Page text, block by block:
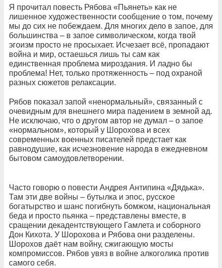
Я прочитал повесть Рябова «Пьянеть» как не
лишенное художественности сообщение о том, почему
мы до сих не побеждаем. Для многих дело в запое, для
большинства – в запое символическом, когда твой
эгоизм просто не просыхает. Исчезает всё, пропадают
война и мир, остаешься лишь ты сам как
единственная проблема мироздания. И ладно бы
проблема! Нет, только протяженность – под охраной
разных сюжетов релаксации.
Рябов показал запой «ненормальный», связанный с
очевидным для внешнего мира падением в земной ад.
Не исключаю, что о другом автор не думал – о запое
«нормальном», который у Шорохова и всех
современных военных писателей предстает как
равнодушие, как исчезновение народа в ежедневном
бытовом самоудовлетворении.
Часто говорю о повести Андрея Антипина «Дядька».
Там эти две войны – бутылка и эпос, русское
богатырство и шанс погибнуть бомжом, национальная
беда и просто пьянка – представлены вместе, в
сращении декадентствующего Гамлета и соборного
Дон Кихота. У Шорохова и Рябова они разделены.
Шорохов даёт нам войну, сжигающую мосты
компромиссов. Рябов увяз в войне алкоголика против
самого себя.